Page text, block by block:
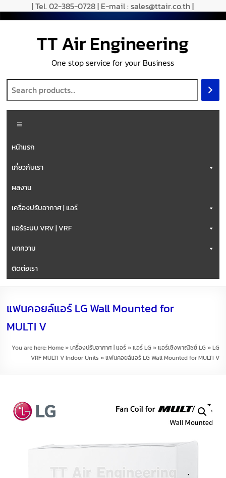
| Tel. 02-385-0728 | E-mail : sales@ttair.co.th |
TT Air Engineering
One stop service for your Business
หน้าแรก
เกี่ยวกับเรา
ผลงาน
เครื่องปรับอากาศ | แอร์
แอร์ระบบ VRV | VRF
บทความ
ติดต่อเรา
แฟนคอยล์แอร์ LG Wall Mounted for
MULTI V
You are here:Home»เครื่องปรับอากาศ | แอร์»แอร์ LG»แอร์เชิงพาณิชย์ LG»LG
VRF MULTI V Indoor Units »แฟนคอยล์แอร์ LG Wall Mounted for MULTI V